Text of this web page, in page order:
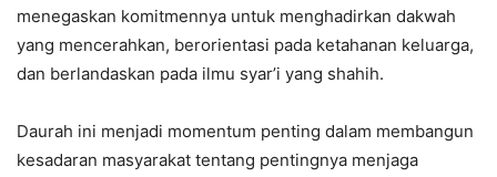
menegaskan komitmennya untuk menghadirkan dakwah
yang mencerahkan, berorientasi pada ketahanan keluarga,
dan berlandaskan pada ilmu syar’i yang shahih.
Daurah ini menjadi momentum penting dalam membangun
kesadaran masyarakat tentang pentingnya menjaga